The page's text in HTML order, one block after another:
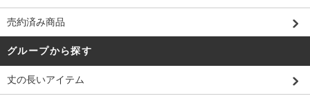
売約済み商品
グループから探す
丈の長いアイテム